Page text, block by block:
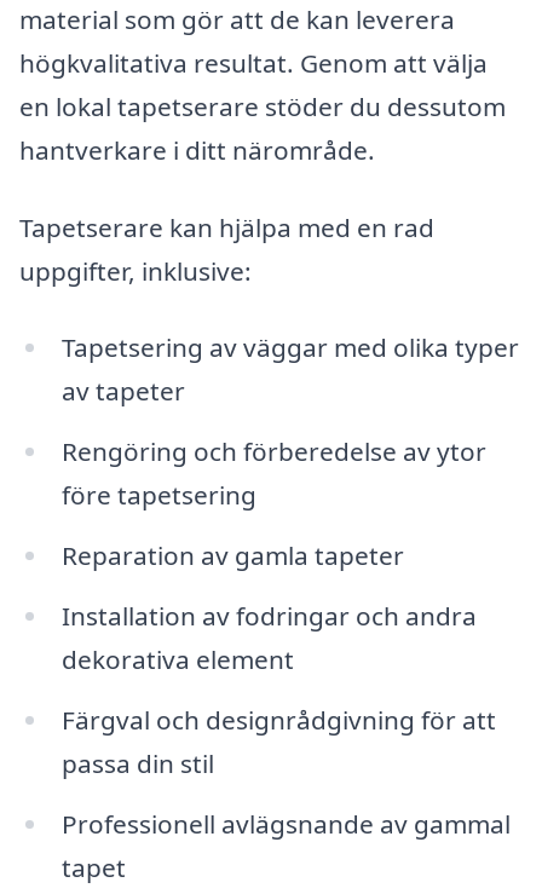
material som gör att de kan leverera
högkvalitativa resultat. Genom att välja
en lokal tapetserare stöder du dessutom
hantverkare i ditt närområde.
Tapetserare kan hjälpa med en rad
uppgifter, inklusive:
Tapetsering av väggar med olika typer
av tapeter
Rengöring och förberedelse av ytor
före tapetsering
Reparation av gamla tapeter
Installation av fodringar och andra
dekorativa element
Färgval och designrådgivning för att
passa din stil
Professionell avlägsnande av gammal
tapet